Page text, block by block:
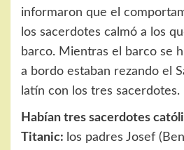
informaron que el
los sacerdotes calmó a los
barco. Mientras el barco se
a bordo estaban rezando el
latín con los tres sacerdotes.
Habían tres sacerdotes
Titanic: los padres Josef